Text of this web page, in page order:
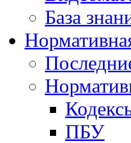
База
ПБУ